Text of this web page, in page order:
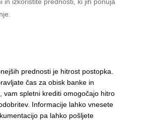
prednosti je hitrost postopka.
čas za obisk banke in
vam spletni krediti omogočajo hitro
Informacije lahko vnesete
pa lahko pošljete